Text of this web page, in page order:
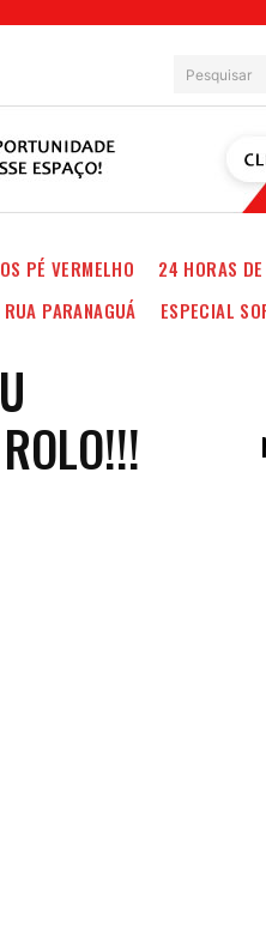
Pesquisar
PÉ VERMELHO
24 HORAS
PARANAGUÁ ESPECIAL